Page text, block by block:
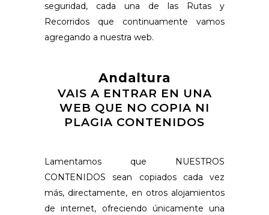
seguridad, cada una de las Rutas y
Recorridos que continuamente vamos
agregando a nuestra web.
Andaltura
VAIS A ENTRAR EN UNA
WEB QUE NO COPIA NI
PLAGIA CONTENIDOS
Lamentamos que NUESTROS
CONTENIDOS sean copiados cada vez
más, directamente, en otros alojamientos
de internet, ofreciendo únicamente una